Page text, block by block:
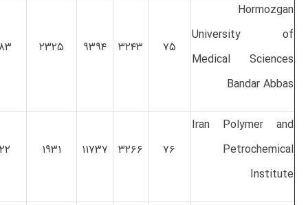
Hormozgan
University of
Medical Sciences
Bandar Abbas
۷۵ ۳۲۴۳ ۹۳۹۴ ۲۳۲۵
Iran Polymer and
Petrochemical
Institute
۷۶ ۳۲۶۶ ۱۱۷۳۷ ۱۹۳۱